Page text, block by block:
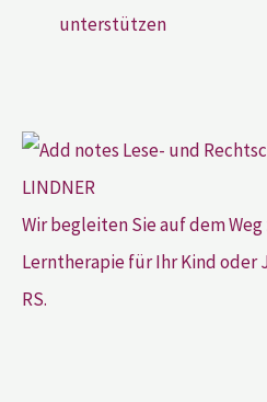
unterstützen
Wir begleiten Sie auf dem
Lerntherapie für Ihr Kind oder
RS.